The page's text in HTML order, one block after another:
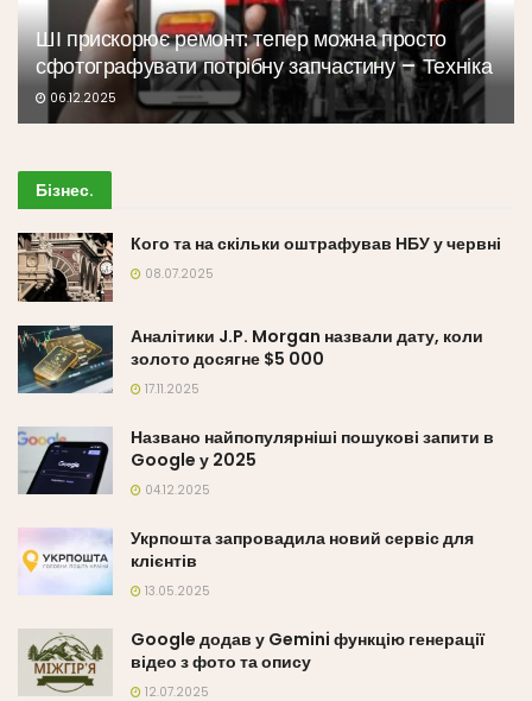
ШІ прискорює ремонт: тепер можна просто
сфотографувати потрібну запчастину – Техніка
06.12.2025
Бізнес.
Кого та на скільки оштрафував НБУ у червні
08.07.2025
Аналітики J.P. Morgan назвали дату, коли
золото досягне $5 000
17.11.2025
Названо найпопулярніші пошукові запити в
Google у 2025
04.12.2025
Укрпошта запровадила новий сервіс для
клієнтів
13.05.2025
Google додав у Gemini функцію генерації
відео з фото та опису
12.07.2025